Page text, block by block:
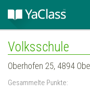
Volksschule
Oberhofen 25, 4894
Gesammelte Punkte: